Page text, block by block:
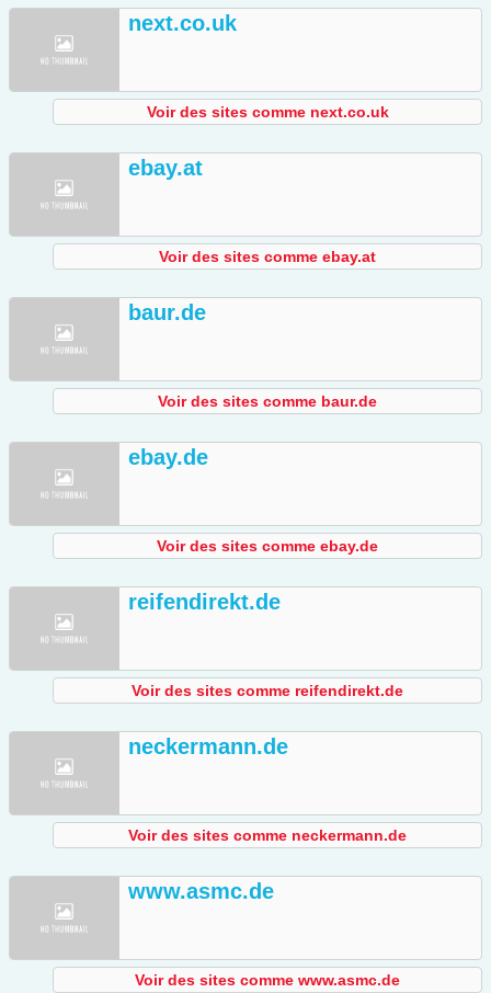
next.co.uk
Voir des sites comme next.co.uk
ebay.at
Voir des sites comme ebay.at
baur.de
Voir des sites comme baur.de
ebay.de
Voir des sites comme ebay.de
reifendirekt.de
Voir des sites comme reifendirekt.de
neckermann.de
Voir des sites comme neckermann.de
www.asmc.de
Voir des sites comme www.asmc.de